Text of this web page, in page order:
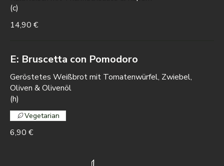
(c)
14,90 €
E: Bruscetta con Pomodoro
Geröstetes Weißbrot mit Tomatenwürfel, Zwiebel,
Oliven & Olivenöl
(h)
6,90 €
Vegetarian